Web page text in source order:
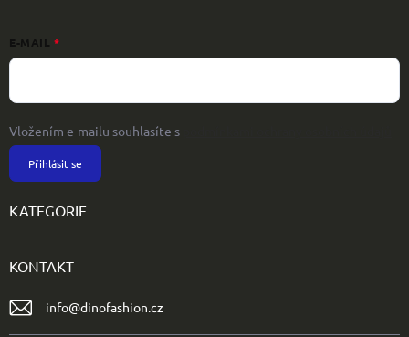
E-MAIL
Vložením e-mailu souhlasíte s
Přihlásit se
KATEGORIE
KONTAKT
info@dinofashion.cz